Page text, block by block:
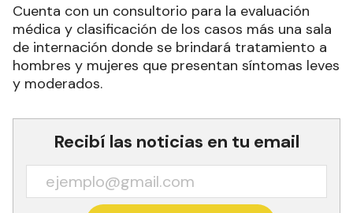
Cuenta con un consultorio para la evaluación
médica y clasificación de los casos más una sala
de internación donde se brindará tratamiento a
hombres y mujeres que presentan síntomas leves
y moderados.
Recibí las noticias en tu email